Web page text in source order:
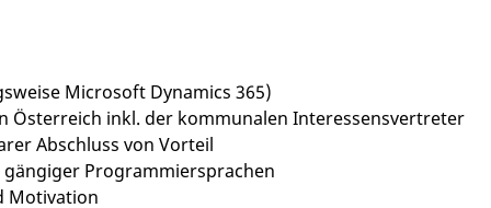
Microsoft Dynamics 365)
Österreich inkl. der kommunalen Interessensvertreter
Abschluss von Vorteil
Programmiersprachen
Motivation